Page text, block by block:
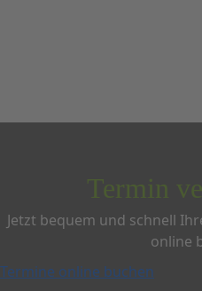
Termin
Jetzt bequem und schnell
online
Termine online buchen